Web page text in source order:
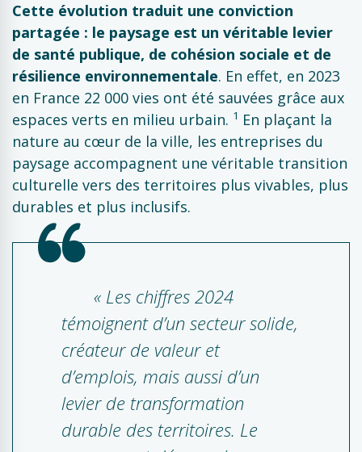
Cette évolution traduit une conviction
partagée : le paysage est un véritable levier
de santé publique, de cohésion sociale et de
résilience environnementale. En effet, en 2023
en France 22 000 vies ont été sauvées grâce aux
espaces verts en milieu urbain. 1 En plaçant la
nature au cœur de la ville, les entreprises du
paysage accompagnent une véritable transition
culturelle vers des territoires plus vivables, plus
durables et plus inclusifs.
« Les chiffres 2024
témoignent d’un secteur solide,
créateur de valeur et
d’emplois, mais aussi d’un
levier de transformation
durable des territoires. Le